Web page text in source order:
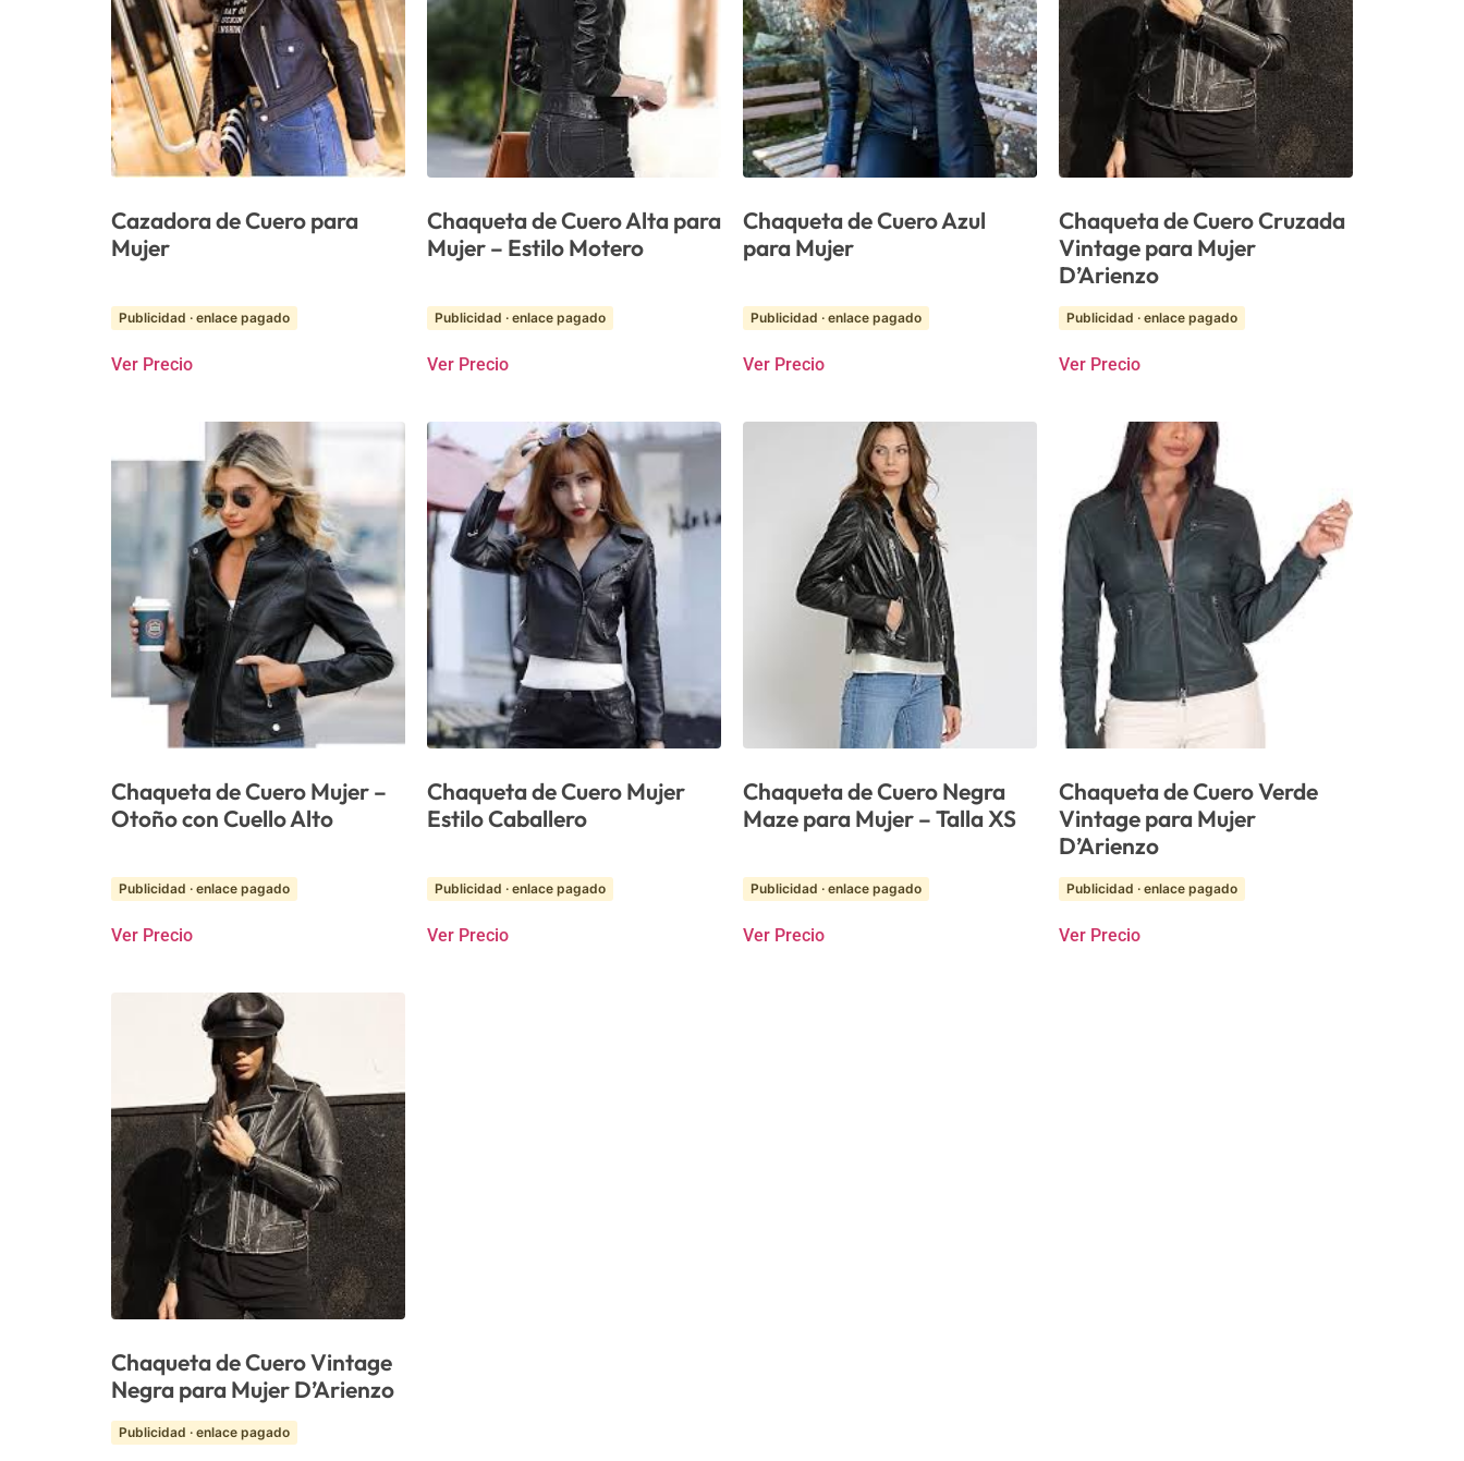
Cazadora de Cuero para
Mujer
Publicidad · enlace pagado
Ver Precio
Chaqueta de Cuero Alta para
Mujer – Estilo Motero
Publicidad · enlace pagado
Ver Precio
Chaqueta de Cuero Azul
para Mujer
Publicidad · enlace pagado
Ver Precio
Chaqueta de Cuero Cruzada
Vintage para Mujer
D’Arienzo
Publicidad · enlace pagado
Ver Precio
Chaqueta de Cuero Mujer –
Otoño con Cuello Alto
Publicidad · enlace pagado
Ver Precio
Chaqueta de Cuero Mujer
Estilo Caballero
Publicidad · enlace pagado
Ver Precio
Chaqueta de Cuero Negra
Maze para Mujer – Talla XS
Publicidad · enlace pagado
Ver Precio
Chaqueta de Cuero Verde
Vintage para Mujer
D’Arienzo
Publicidad · enlace pagado
Ver Precio
Chaqueta de Cuero Vintage
Negra para Mujer D’Arienzo
Publicidad · enlace pagado